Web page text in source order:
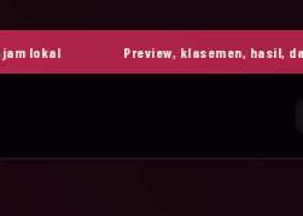
Preview, klasemen, hasil, dan